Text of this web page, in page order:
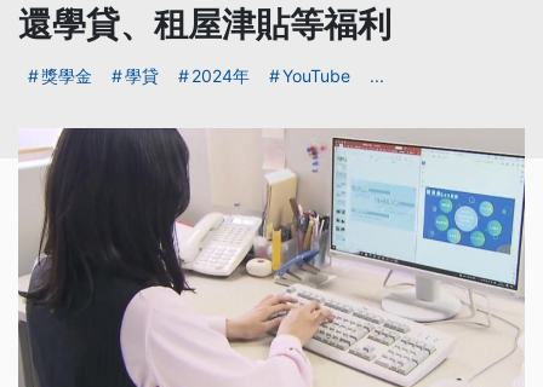
還學貸、租屋津貼等福利
獎學金 學貸 2024年 YouTube ...